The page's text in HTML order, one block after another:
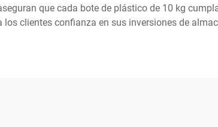
que cada bote de plástico de 10 kg
clientes confianza en sus inversiones de